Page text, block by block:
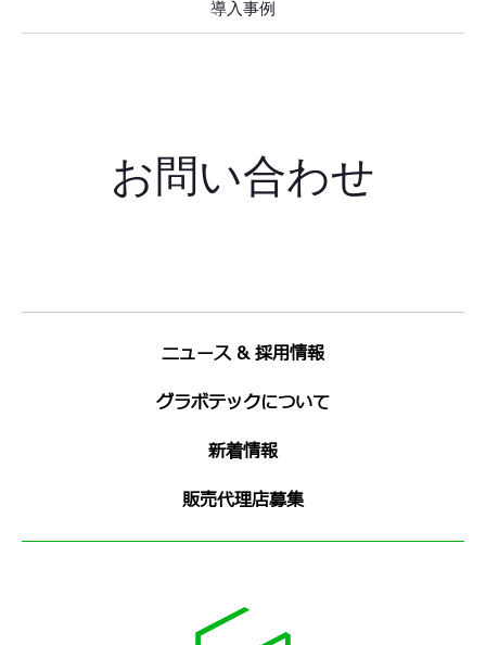
導入事例
お問い合わせ
ニュース & 採用情報
グラボテックについて
新着情報
販売代理店募集